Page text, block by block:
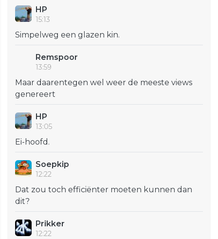
HP
15:13
Simpelweg een glazen kin.
Remspoor
13:59
Maar daarentegen wel weer de meeste views
genereert
HP
13:05
Ei-hoofd.
Soepkip
12:22
Dat zou toch efficiënter moeten kunnen dan
dit?
Prikker
12:22